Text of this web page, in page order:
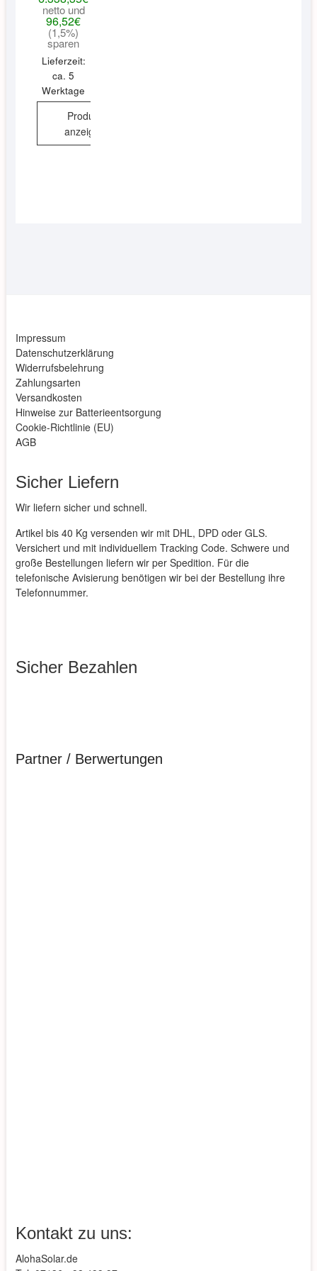
netto und
96,52€
(1,5%)
sparen
Lieferzeit:
ca. 5
Werktage
Produkt
anzeigen
Impressum
Datenschutzerklärung
Widerrufsbelehrung
Zahlungsarten
Versandkosten
Hinweise zur Batterieentsorgung
Cookie-Richtlinie (EU)
AGB
Sicher Liefern
Wir liefern sicher und schnell.
Artikel bis 40 Kg versenden wir mit DHL, DPD oder GLS.
Versichert und mit individuellem Tracking Code. Schwere und
große Bestellungen liefern wir per Spedition. Für die
telefonische Avisierung benötigen wir bei der Bestellung ihre
Telefonnummer.
Sicher Bezahlen
Partner / Berwertungen
Kontakt zu uns:
AlohaSolar.de